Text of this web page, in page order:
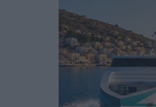
Τοπικές Ειδήσεις• πριν 2
ΑΕΡΑ: Δεν σταματάει
Αθλητικά• πριν 2 ώρες